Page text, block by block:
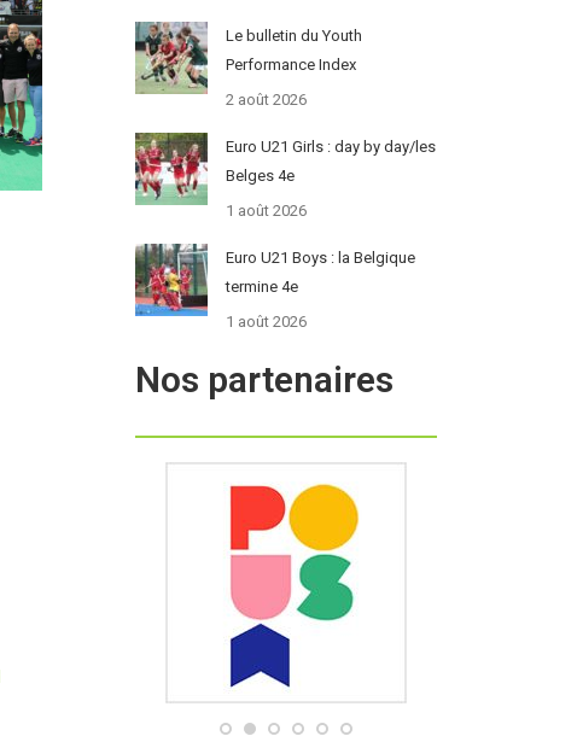
Le bulletin du Youth
Performance Index
2 août 2026
Euro U21 Girls : day by day/les
Belges 4e
1 août 2026
Euro U21 Boys : la Belgique
termine 4e
1 août 2026
Nos partenaires